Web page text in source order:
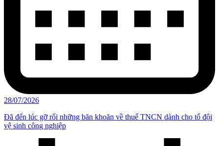
28/07/2026
Đã đến lúc gỡ rối những băn khoăn về thuế TNCN dành cho tổ đội
vệ sinh công nghiệp